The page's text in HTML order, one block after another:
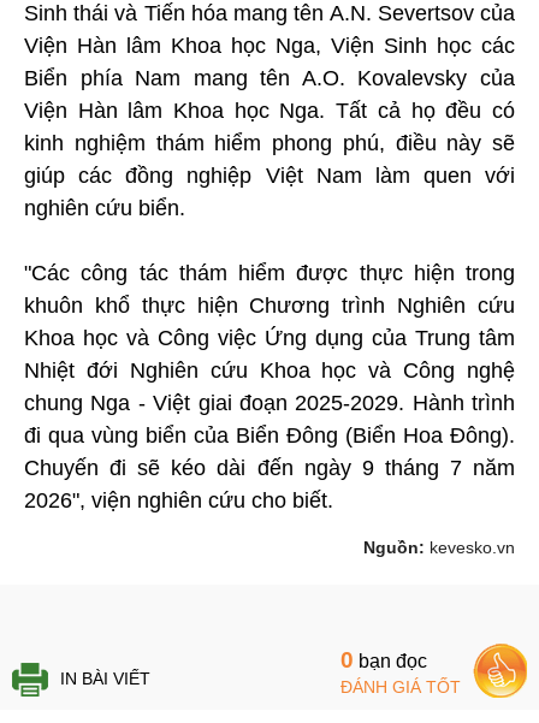
Sinh thái và Tiến hóa mang tên A.N. Severtsov của
Viện Hàn lâm Khoa học Nga, Viện Sinh học các
Biển phía Nam mang tên A.O. Kovalevsky của
Viện Hàn lâm Khoa học Nga. Tất cả họ đều có
kinh nghiệm thám hiểm phong phú, điều này sẽ
giúp các đồng nghiệp Việt Nam làm quen với
nghiên cứu biển.
"Các công tác thám hiểm được thực hiện trong
khuôn khổ thực hiện Chương trình Nghiên cứu
Khoa học và Công việc Ứng dụng của Trung tâm
Nhiệt đới Nghiên cứu Khoa học và Công nghệ
chung Nga - Việt giai đoạn 2025-2029. Hành trình
đi qua vùng biển của Biển Đông (Biển Hoa Đông).
Chuyến đi sẽ kéo dài đến ngày 9 tháng 7 năm
2026", viện nghiên cứu cho biết.
Nguồn: kevesko.vn
IN BÀI VIẾT
0 bạn đọc
ĐÁNH GIÁ TỐT